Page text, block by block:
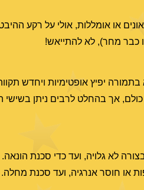
או אומללות, אולי על רקע
כבר מחר), לא להתייאש!
יפיץ אופטימיות ויחדש
אך בהחלט לרבים ניתן בשישי
לא גלויה, ועד כדי סכנת
או חוסר אנרגיה, ועד סכנת מחלה.